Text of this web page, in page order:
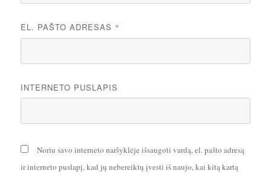
EL. PAŠTO ADRESAS *
INTERNETO PUSLAPIS
Noriu savo interneto naršyklėje išsaugoti vardą, el. pašto adresą
ir interneto puslapį, kad jų nebereiktų įvesti iš naujo, kai kitą kartą